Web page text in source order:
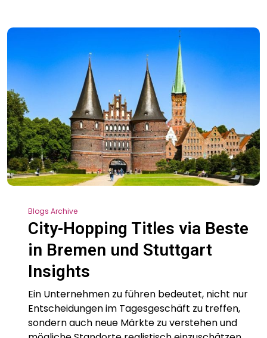
Blogs Archive
City-Hopping Titles via Beste
in Bremen und Stuttgart
Insights
Ein Unternehmen zu führen bedeutet, nicht nur
Entscheidungen im Tagesgeschäft zu treffen,
sondern auch neue Märkte zu verstehen und